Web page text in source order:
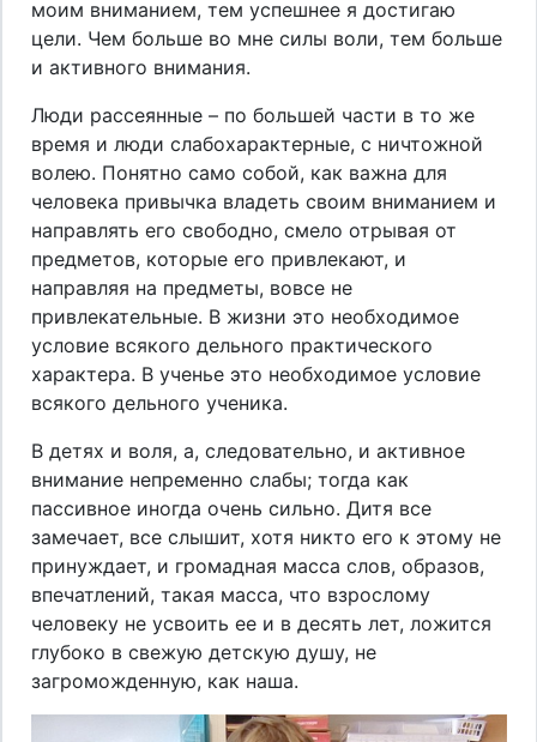
моим вниманием, тем успешнее я достигаю
цели. Чем больше во мне силы воли, тем больше
и активного внимания.
Люди рассеянные – по большей части в то же
время и люди слабохарактерные, с ничтожной
волею. Понятно само собой, как важна для
человека привычка владеть своим вниманием и
направлять его свободно, смело отрывая от
предметов, которые его привлекают, и
направляя на предметы, вовсе не
привлекательные. В жизни это необходимое
условие всякого дельного практического
характера. В ученье это необходимое условие
всякого дельного ученика.
В детях и воля, а, следовательно, и активное
внимание непременно слабы; тогда как
пассивное иногда очень сильно. Дитя все
замечает, все слышит, хотя никто его к этому не
принуждает, и громадная масса слов, образов,
впечатлений, такая масса, что взрослому
человеку не усвоить ее и в десять лет, ложится
глубоко в свежую детскую душу, не
загроможденную, как наша.